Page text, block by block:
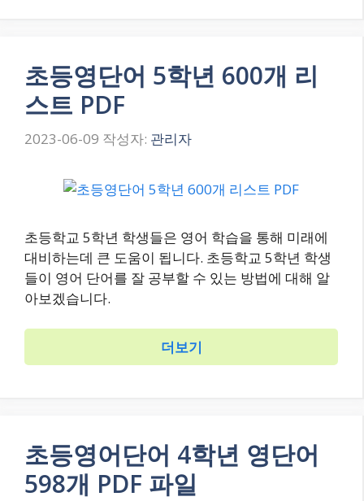
초등영단어 5학년 600개 리
스트 PDF
2023-06-09 작성자: 관리자
초등학교 5학년 학생들은 영어 학습을 통해 미래에
대비하는데 큰 도움이 됩니다. 초등학교 5학년 학생
들이 영어 단어를 잘 공부할 수 있는 방법에 대해 알
아보겠습니다.
더보기
초등영어단어 4학년 영단어
598개 PDF 파일